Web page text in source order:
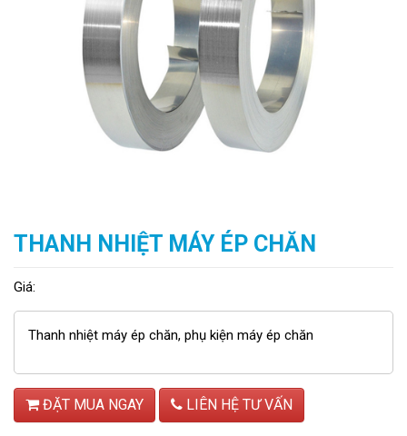
THANH NHIỆT MÁY ÉP CHĂN
Giá:
Thanh nhiệt máy ép chăn, phụ kiện máy ép chăn
ĐẶT MUA NGAY LIÊN HỆ TƯ VẤN